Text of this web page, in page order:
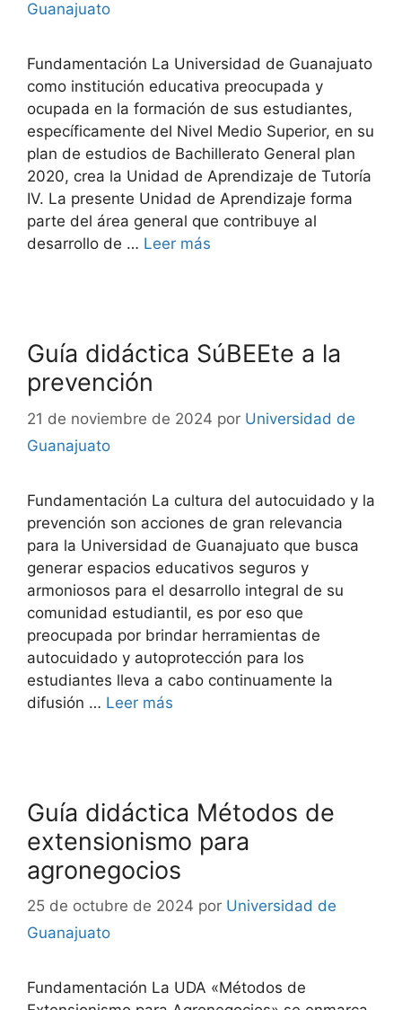
Guanajuato
Fundamentación La Universidad de Guanajuato
como institución educativa preocupada y
ocupada en la formación de sus estudiantes,
específicamente del Nivel Medio Superior, en su
plan de estudios de Bachillerato General plan
2020, crea la Unidad de Aprendizaje de Tutoría
IV. La presente Unidad de Aprendizaje forma
parte del área general que contribuye al
desarrollo de … Leer más
Guía didáctica SúBEEte a la
prevención
21 de noviembre de 2024 por Universidad de
Guanajuato
Fundamentación La cultura del autocuidado y la
prevención son acciones de gran relevancia
para la Universidad de Guanajuato que busca
generar espacios educativos seguros y
armoniosos para el desarrollo integral de su
comunidad estudiantil, es por eso que
preocupada por brindar herramientas de
autocuidado y autoprotección para los
estudiantes lleva a cabo continuamente la
difusión … Leer más
Guía didáctica Métodos de
extensionismo para
agronegocios
25 de octubre de 2024 por Universidad de
Guanajuato
Fundamentación La UDA «Métodos de